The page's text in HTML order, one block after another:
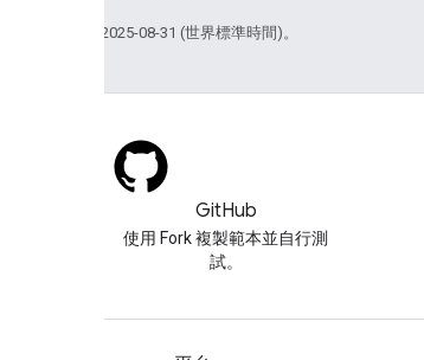
上次更新時間：2025-08-31 (世界標準時間)。
GitHub
使用 Fork 複製範本並自行測
試。